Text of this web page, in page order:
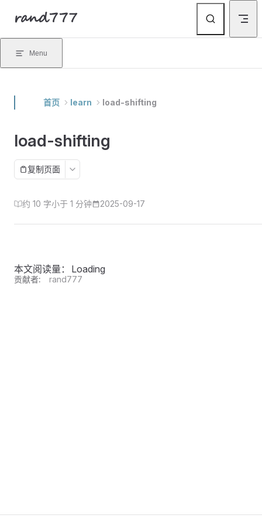
Skip to content
rand777
Menu
首页 learn load-shifting
load-shifting
复制页面
约 10 字小于 1 分钟 2025-09-17
本文阅读量： Loading
贡献者: rand777